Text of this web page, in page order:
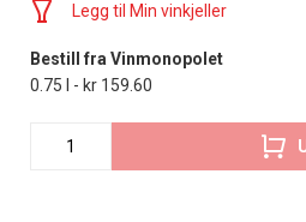
Legg til Min vinkjeller
Bestill fra Vinmonopolet
0.75 l - kr 159.60